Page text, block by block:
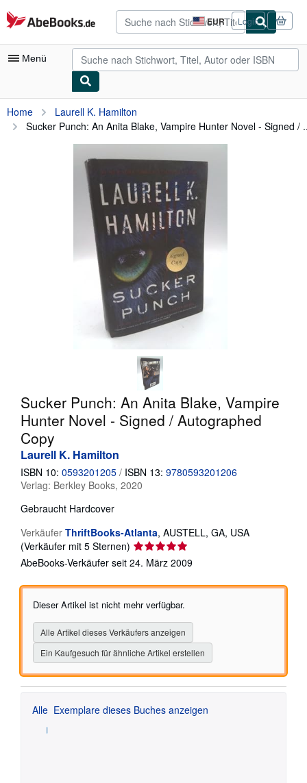
Zum Hauptinhalt
AbeBooks.de EUR
Seite
der
Einkaufseinstellungen.
Login
Menü
Nutzerkonto
Meine Bestellungen
Antiquarische Bücher
Kunst & Sammlerstücke
SCHLIESSEN
Home
Laurell K. Hamilton
Sucker Punch: An Anita Blake, Vampire Hunter Novel - Signed /
Sucker Punch: An Anita Blake, Vampire
Hunter Novel - Signed / Autographed
Copy
Laurell K. Hamilton
ISBN 10: 0593201205 / ISBN 13: 9780593201206
Verlag: Berkley Books, 2020
Gebraucht Hardcover
Verkäufer ThriftBooks-Atlanta, AUSTELL, GA, USA
(Verkäufer mit 5 Sternen) Verkäuferbewertung
5
5
Sternen
AbeBooks-Verkäufer seit 24. März 2009
Dieser Artikel ist nicht mehr verfügbar.
Alle Artikel dieses Verkäufers anzeigen
Ein Kaufgesuch für ähnliche Artikel erstellen
Alle Exemplare dieses Buches anzeigen